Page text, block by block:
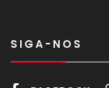
SIGA-NOS